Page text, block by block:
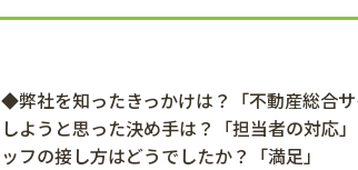
◆弊社を知ったきっかけは？「不動産総合
しようと思った決め手は？「担当者の対
ッフの接し方はどうでしたか？「満足」